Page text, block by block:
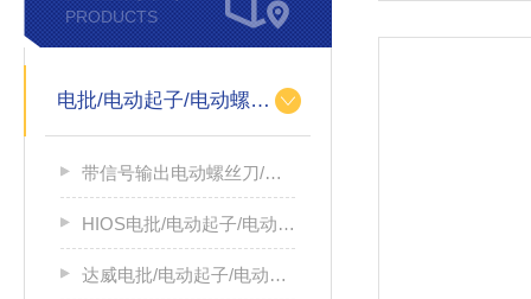
PRODUCTS
电批/电动起子/电动螺丝刀
带信号输出电动螺丝刀/带信号输出电源
HIOS电批/电动起子/电动螺丝刀
达威电批/电动起子/电动螺丝刀